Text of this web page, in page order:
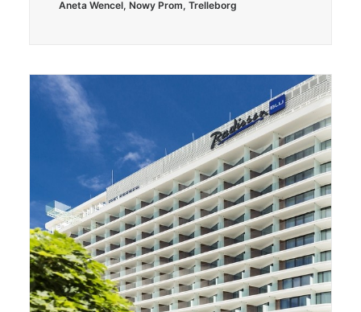
Aneta Wencel, Nowy Prom, Trelleborg